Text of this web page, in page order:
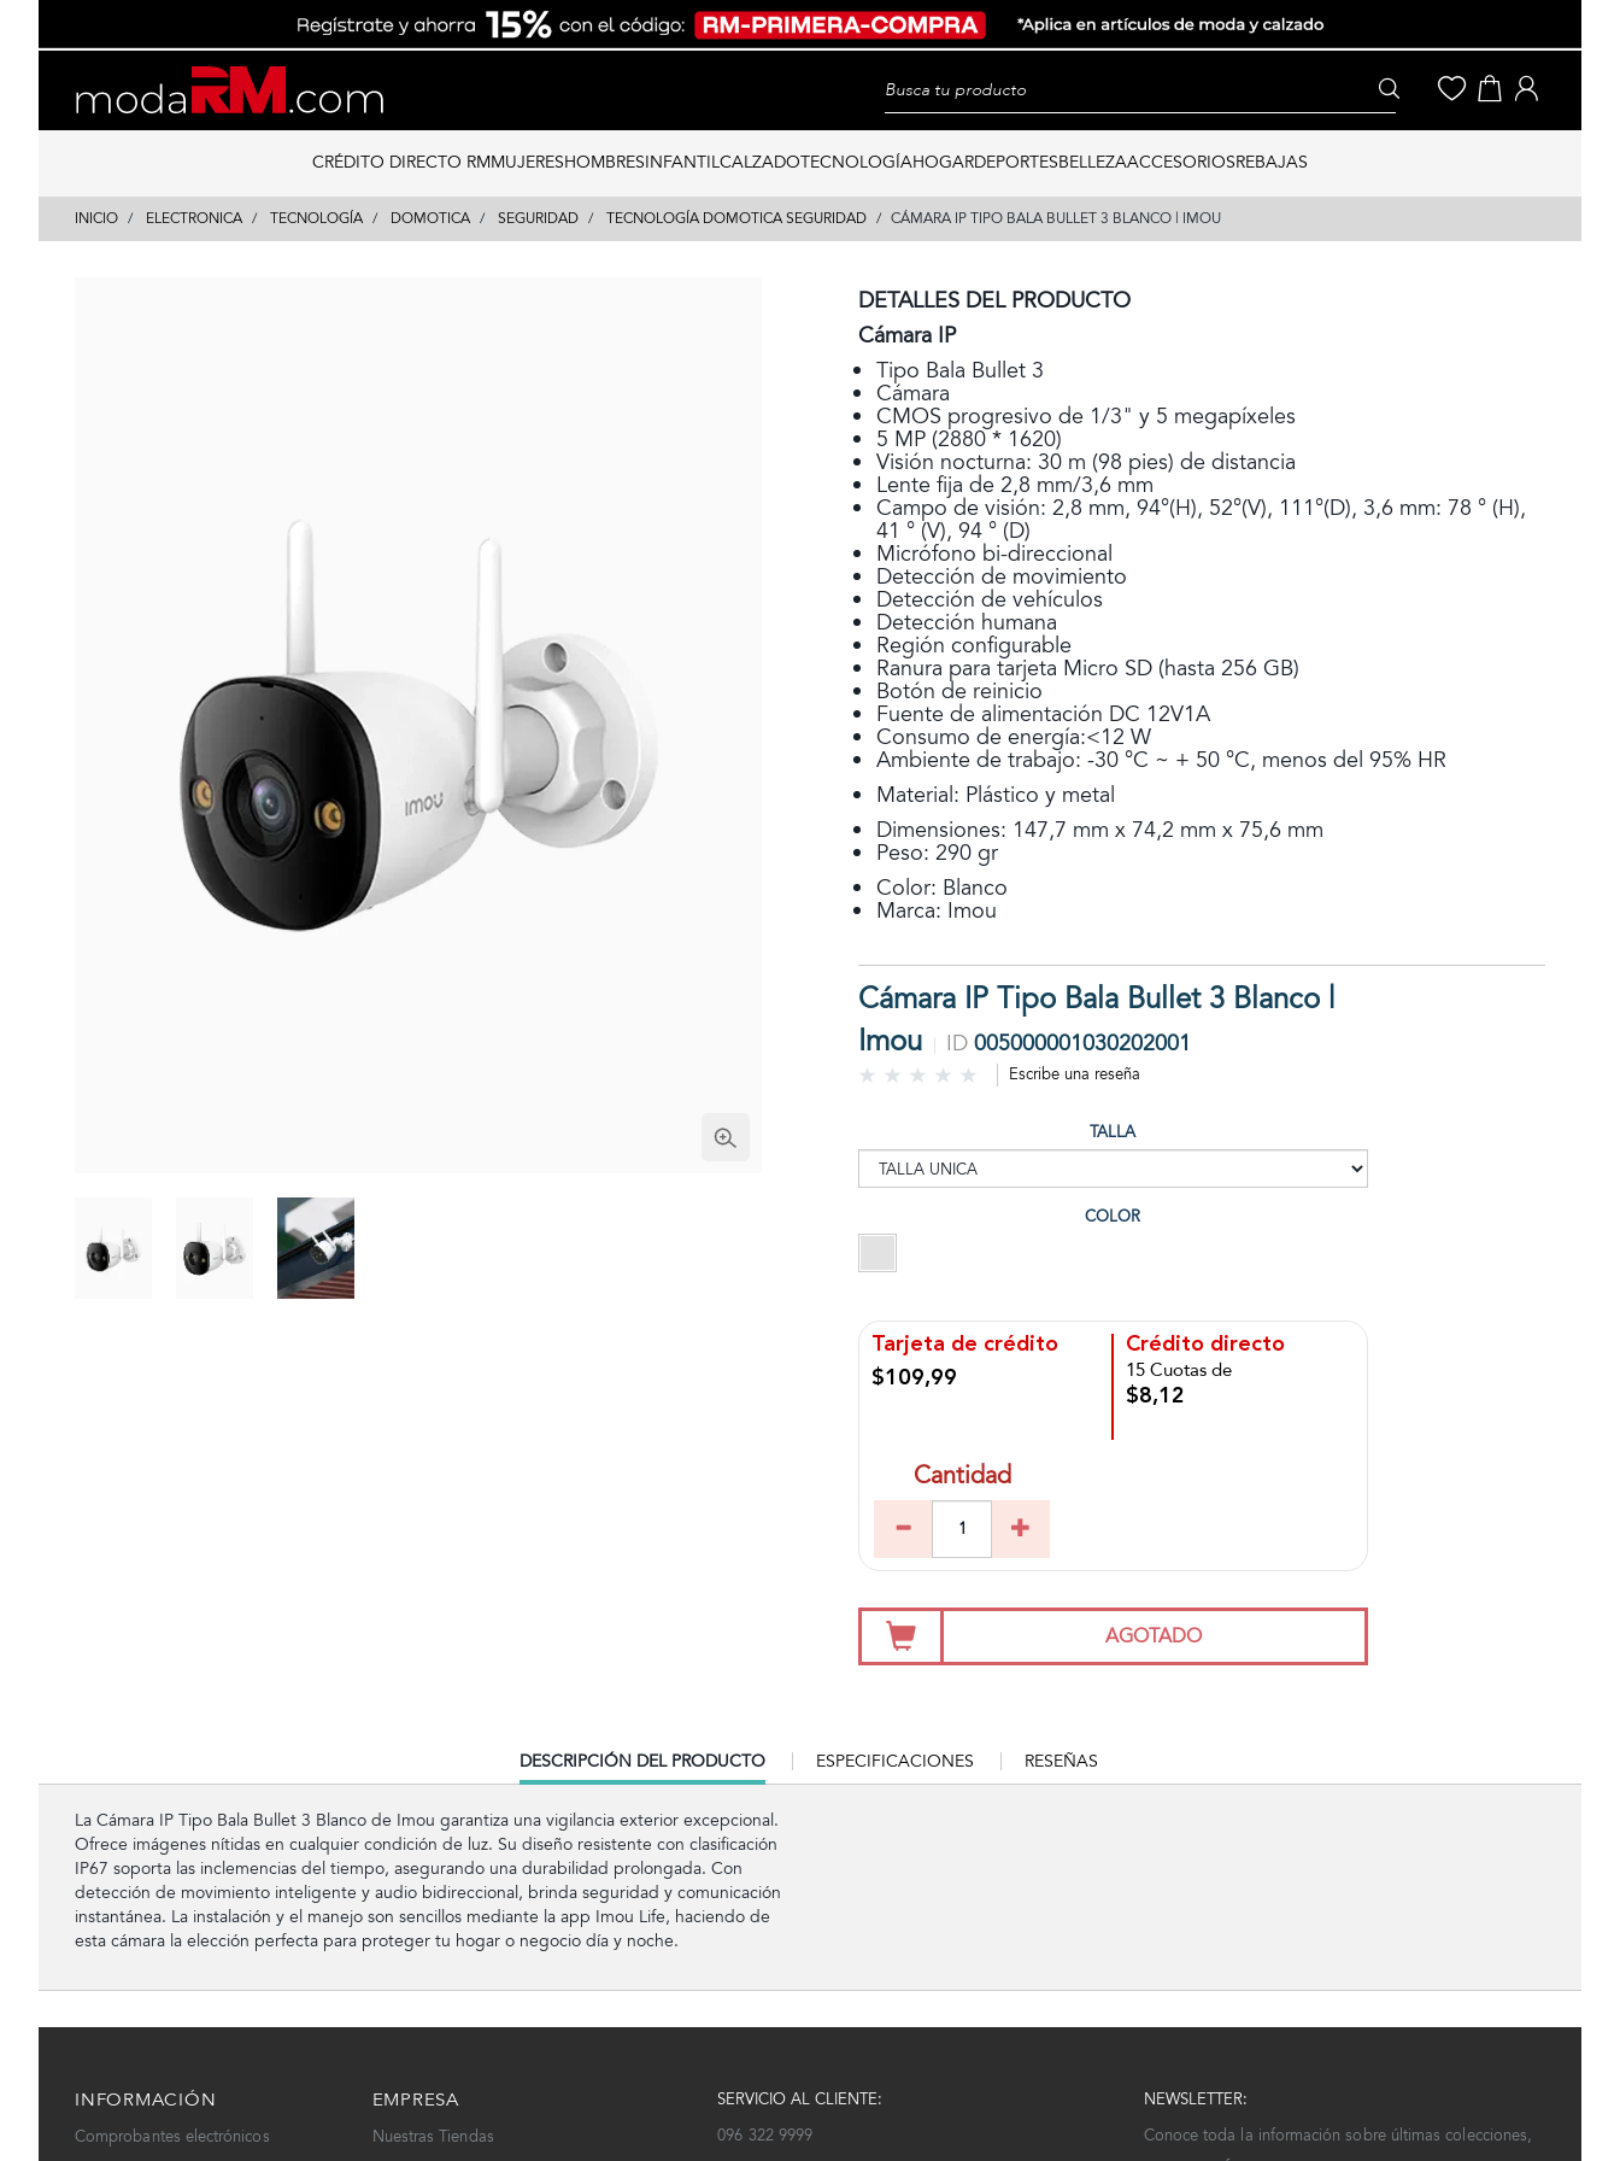
content
navigation
CRÉDITO DIRECTO RMMUJERESHOMBRESINFANTILCALZADOTECNOLOGÍAHOGARDEPORTESBELLEZAACCESORIOSREBAJAS
INICIO ELECTRONICA TECNOLOGÍA DOMOTICA SEGURIDAD TECNOLOGÍA DOMOTICA SEGURIDAD CÁMARA IP TIPO BALA BULLET 3 BLANCO | IMOU
DETALLES DEL PRODUCTO
Cámara IP
Tipo Bala Bullet 3
Cámara
CMOS progresivo de 1/3" y 5 megapíxeles
5 MP (2880 * 1620)
Visión nocturna: 30 m (98 pies) de distancia
Lente fija de 2,8 mm/3,6 mm
Campo de visión: 2,8 mm, 94°(H), 52°(V), 111°(D), 3,6 mm: 78 ° (H),
41 ° (V), 94 ° (D)
Micrófono bi-direccional
Detección de movimiento
Detección de vehículos
Detección humana
Región configurable
Ranura para tarjeta Micro SD (hasta 256 GB)
Botón de reinicio
Fuente de alimentación DC 12V1A
Consumo de energía:<12 W
Ambiente de trabajo: -30 °C ~ + 50 °C, menos del 95% HR
Material: Plástico y metal
Dimensiones: 147,7 mm x 74,2 mm x 75,6 mm
Peso: 290 gr
Color: Blanco
Marca: Imou
Cámara IP Tipo Bala Bullet 3 Blanco |
Imou
ID 005000001030202001
Escribe una reseña
TALLA
COLOR
Tarjeta de crédito
$109,99
Crédito directo
15 Cuotas de
$8,12
Cantidad
AGOTADO
CURRENT
TAB:
DESCRIPCIÓN DEL PRODUCTO ESPECIFICACIONES RESEÑAS
La Cámara IP Tipo Bala Bullet 3 Blanco de Imou garantiza una vigilancia exterior excepcional.
Ofrece imágenes nítidas en cualquier condición de luz. Su diseño resistente con clasificación
IP67 soporta las inclemencias del tiempo, asegurando una durabilidad prolongada. Con
detección de movimiento inteligente y audio bidireccional, brinda seguridad y comunicación
instantánea. La instalación y el manejo son sencillos mediante la app Imou Life, haciendo de
esta cámara la elección perfecta para proteger tu hogar o negocio día y noche.
INFORMACIÓN
Comprobantes electrónicos
EMPRESA
Nuestras Tiendas
SERVICIO AL CLIENTE:
096 322 9999
NEWSLETTER:
Conoce toda la información sobre últimas colecciones,